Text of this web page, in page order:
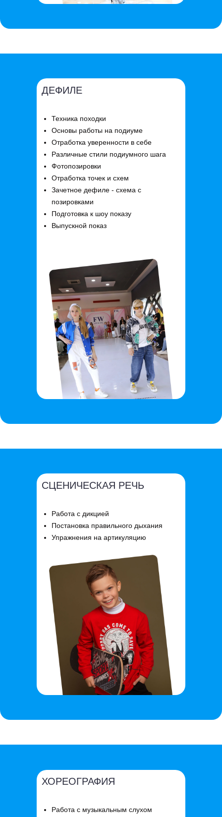
ДЕФИЛЕ
Техника походки
Основы работы на подиуме
Отработка уверенности в себе
Различные стили подиумного шага
Фотопозировки
Отработка точек и схем
Зачетное дефиле - схема с
позировками
Подготовка к шоу показу
Выпускной показ
СЦЕНИЧЕСКАЯ РЕЧЬ
Работа с дикцией
Постановка правильного дыхания
Упражнения на артикуляцию
ХОРЕОГРАФИЯ
Работа с музыкальным слухом